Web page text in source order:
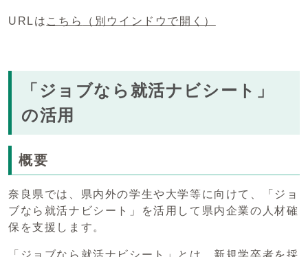
URLは こちら （別ウインドウで開く）
「ジョブなら就活ナビシート」
の活用
概要
奈良県では、県内外の学生や大学等に向けて、「ジョ
ブなら就活ナビシート」を活用して県内企業の人材確
保を支援します。
「ジョブなら就活ナビシート」とは、新規学卒者を採